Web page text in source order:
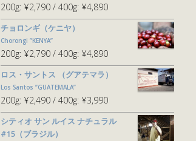
200g: ¥2,790 400g: ¥4,890
チョロンギ（ケニヤ）
Chorongi ”KENYA”
200g: ¥2,790 400g: ¥4,890
ロス・サントス （グアテマラ）
Los Santos ”GUATEMALA”
200g: ¥2,490 400g: ¥3,990
シティオ サン ルイス ナチュラル
#15（ブラジル）